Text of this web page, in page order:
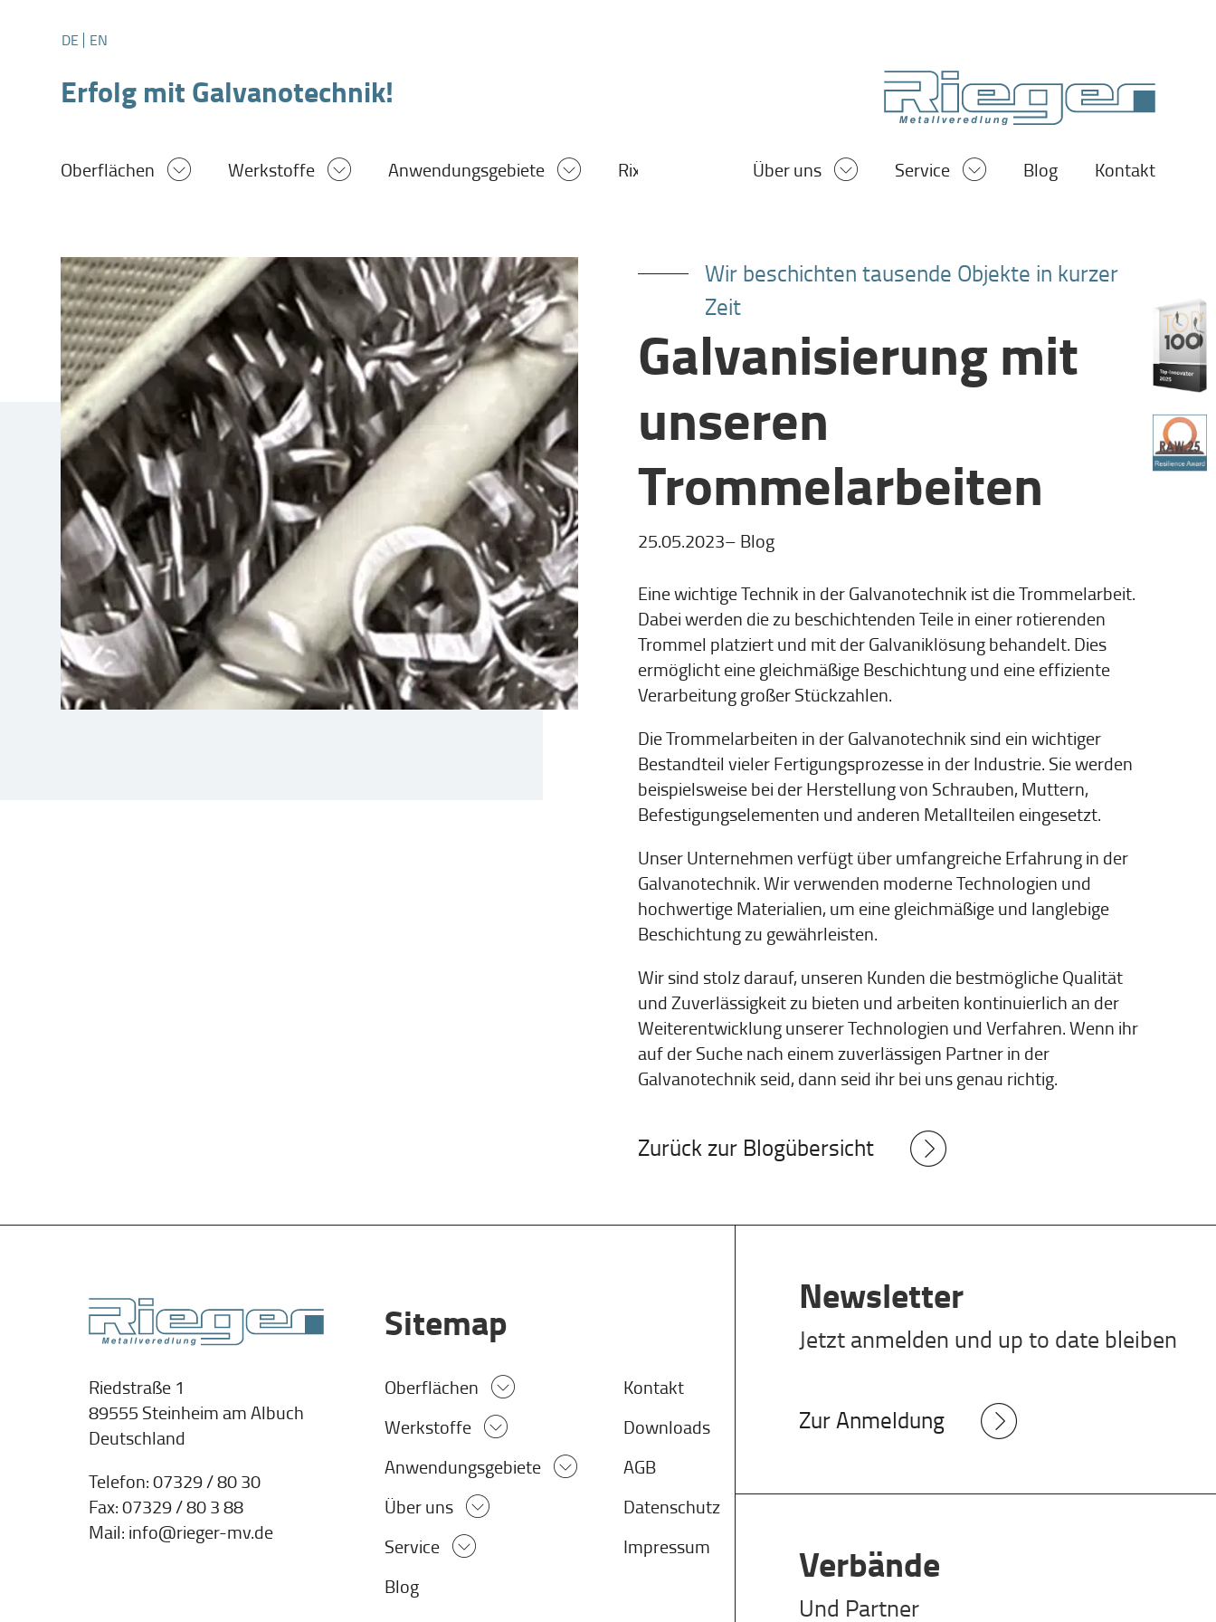
DE EN
Erfolg mit Galvanotechnik!
Oberflächen Werkstoffe Anwendungsgebiete Rixal® Über uns Service Blog Kontakt
Wir beschichten tausende Objekte in kurzer
Zeit
Galvanisierung mit
unseren
Trommelarbeiten
25.05.2023– Blog
Eine wichtige Technik in der Galvanotechnik ist die Trommelarbeit.
Dabei werden die zu beschichtenden Teile in einer rotierenden
Trommel platziert und mit der Galvaniklösung behandelt. Dies
ermöglicht eine gleichmäßige Beschichtung und eine effiziente
Verarbeitung großer Stückzahlen.
Die Trommelarbeiten in der Galvanotechnik sind ein wichtiger
Bestandteil vieler Fertigungsprozesse in der Industrie. Sie werden
beispielsweise bei der Herstellung von Schrauben, Muttern,
Befestigungselementen und anderen Metallteilen eingesetzt.
Unser Unternehmen verfügt über umfangreiche Erfahrung in der
Galvanotechnik. Wir verwenden moderne Technologien und
hochwertige Materialien, um eine gleichmäßige und langlebige
Beschichtung zu gewährleisten.
Wir sind stolz darauf, unseren Kunden die bestmögliche Qualität
und Zuverlässigkeit zu bieten und arbeiten kontinuierlich an der
Weiterentwicklung unserer Technologien und Verfahren. Wenn ihr
auf der Suche nach einem zuverlässigen Partner in der
Galvanotechnik seid, dann seid ihr bei uns genau richtig.
Zurück zur Blogübersicht
Riedstraße 1
89555 Steinheim am Albuch
Deutschland
Telefon:07329 / 80 30
Fax: 07329 / 80 3 88
Mail: info@rieger-mv.de
Sitemap
Oberflächen
Werkstoffe
Anwendungsgebiete
Über uns
Service
Blog
Kontakt
Downloads
AGB
Datenschutz
Impressum
Newsletter
Jetzt anmelden und up to date bleiben
Zur Anmeldung
Verbände
Und Partner